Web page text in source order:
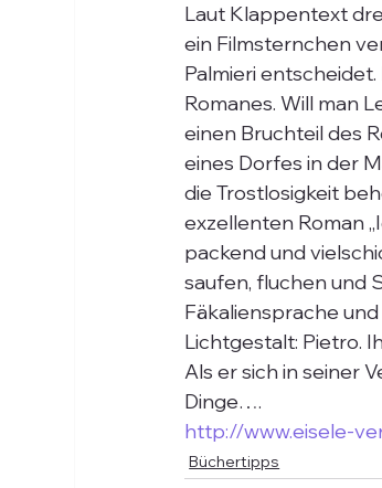
Laut Klappentext
ein Filmsternchen
Palmieri
Romanes. Will man
einen Bruchteil des
eines Dorfes in der
die Trostlosigkeit
exzellenten Roman
packend und
saufen, fluchen und
Fäkaliensprache
Lichtgestalt: Pietro.
Als er sich in seiner
Dinge….
http://www.eisele-
Büchertipps